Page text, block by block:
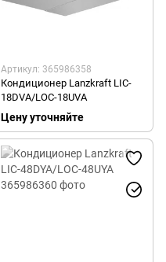
Артикул: 365986358
Кондиционер Lanzkraft LIC-
18DVA/LOC-18UVA
Цену уточняйте